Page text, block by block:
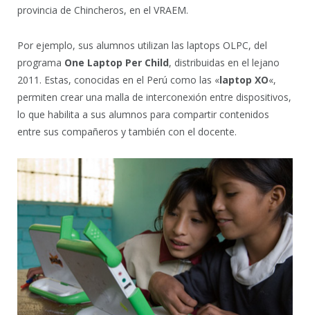
provincia de Chincheros, en el VRAEM.
Por ejemplo, sus alumnos utilizan las laptops OLPC, del
programa One Laptop Per Child, distribuidas en el lejano
2011. Estas, conocidas en el Perú como las «laptop XO«,
permiten crear una malla de interconexión entre dispositivos,
lo que habilita a sus alumnos para compartir contenidos
entre sus compañeros y también con el docente.